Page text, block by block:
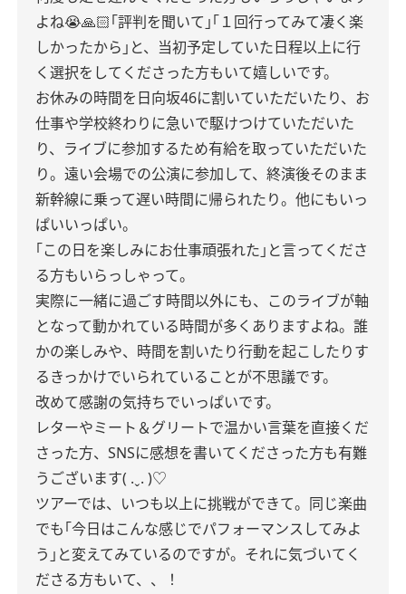
よね😭🙏🏻｢評判を聞いて｣｢１回行ってみて凄く楽
しかったから｣と、当初予定していた日程以上に行
く選択をしてくださった方もいて嬉しいです。
お休みの時間を日向坂46に割いていただいたり、お
仕事や学校終わりに急いで駆けつけていただいた
り、ライブに参加するため有給を取っていただいた
り。遠い会場での公演に参加して、終演後そのまま
新幹線に乗って遅い時間に帰られたり。他にもいっ
ぱいいっぱい。
｢この日を楽しみにお仕事頑張れた｣と言ってくださ
る方もいらっしゃって。
実際に一緒に過ごす時間以外にも、このライブが軸
となって動かれている時間が多くありますよね。誰
かの楽しみや、時間を割いたり行動を起こしたりす
るきっかけでいられていることが不思議です。
改めて感謝の気持ちでいっぱいです。
レターやミート＆グリートで温かい言葉を直接くだ
さった方、SNSに感想を書いてくださった方も有難
うございます( .ˬ. )♡
ツアーでは、いつも以上に挑戦ができて。同じ楽曲
でも｢今日はこんな感じでパフォーマンスしてみよ
う｣と変えてみているのですが。それに気づいてく
ださる方もいて、、！